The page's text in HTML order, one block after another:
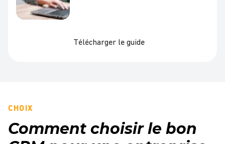
Télécharger le guide
CHOIX
Comment choisir le bon